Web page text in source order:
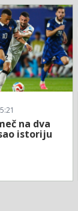
na dva
istoriju